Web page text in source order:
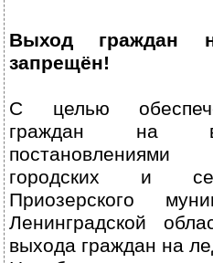
Выход граждан
запрещён!
С целью
граждан на
городских и
Приозерского
Ленинградской
выхода граждан на